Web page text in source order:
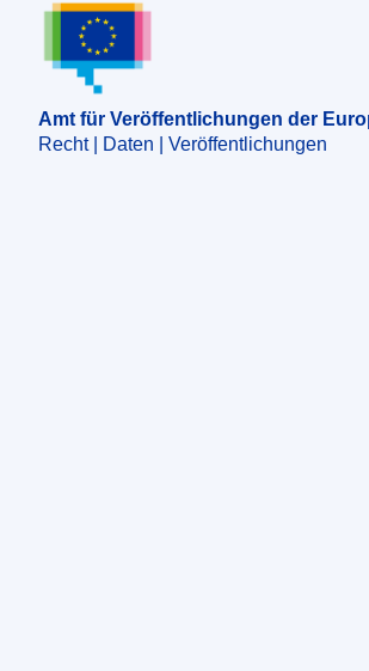
Amt für Veröffentlichungen
Amt für Veröffentlichungen der
Recht | Daten | Veröffentlichungen